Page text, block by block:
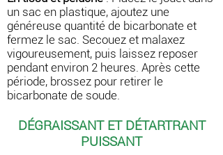
un sac en plastique, ajoutez une
généreuse quantité de bicarbonate et
fermez le sac. Secouez et malaxez
vigoureusement, puis laissez reposer
pendant environ 2 heures. Après cette
période, brossez pour retirer le
bicarbonate de soude.
DÉGRAISSANT ET DÉTARTRANT
PUISSANT